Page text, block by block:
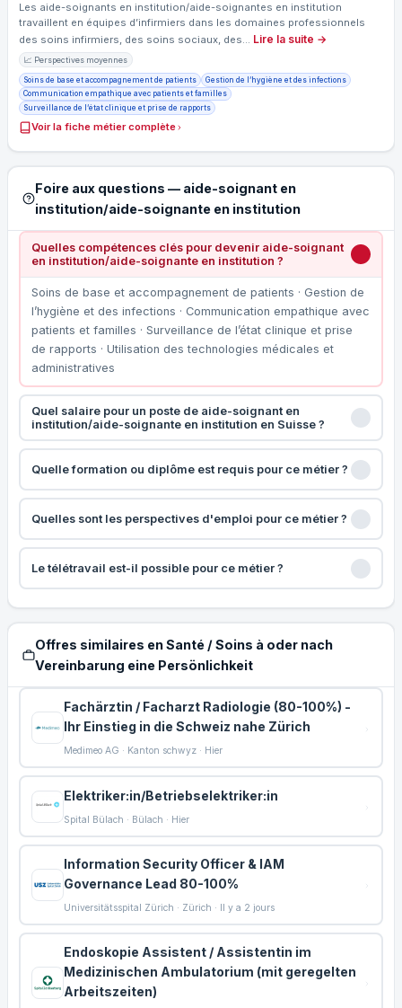
Les aide-soignants en institution/aide-soignantes en institution
travaillent en équipes d’infirmiers dans les domaines professionnels
des soins infirmiers, des soins sociaux, des… Lire la suite →
📈 Perspectives moyennes
Soins de base et accompagnement de patients
Gestion de l’hygiène et des infections
Communication empathique avec patients et familles
Surveillance de l’état clinique et prise de rapports
Voir la fiche métier complète
Foire aux questions — aide-soignant en
institution/aide-soignante en institution
Quelles compétences clés pour devenir aide-soignant
en institution/aide-soignante en institution ?
Soins de base et accompagnement de patients · Gestion de
l’hygiène et des infections · Communication empathique avec
patients et familles · Surveillance de l’état clinique et prise
de rapports · Utilisation des technologies médicales et
administratives
Quel salaire pour un poste de aide-soignant en
institution/aide-soignante en institution en Suisse ?
Quelle formation ou diplôme est requis pour ce métier ?
Quelles sont les perspectives d'emploi pour ce métier ?
Le télétravail est-il possible pour ce métier ?
Offres similaires en Santé / Soins à oder nach
Vereinbarung eine Persönlichkeit
Fachärztin / Facharzt Radiologie (80-100%) -
Ihr Einstieg in die Schweiz nahe Zürich
Medimeo AG · Kanton schwyz · Hier
Elektriker:in/Betriebselektriker:in
Spital Bülach · Bülach · Hier
Information Security Officer & IAM
Governance Lead 80-100%
Universitätsspital Zürich · Zürich · Il y a 2 jours
Endoskopie Assistent / Assistentin im
Medizinischen Ambulatorium (mit geregelten
Arbeitszeiten)